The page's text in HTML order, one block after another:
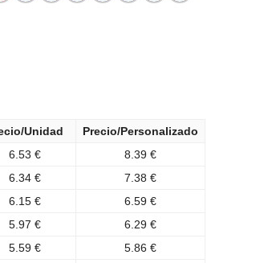
Unidad
Precio/Personalizado
6.53 €
8.39 €
6.34 €
7.38 €
6.15 €
6.59 €
5.97 €
6.29 €
5.59 €
5.86 €